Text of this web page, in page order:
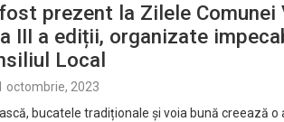
prezent la Zilele
III a ediții, organizate
Local
octombrie, 2023
bucatele tradiționale și voia bună creează